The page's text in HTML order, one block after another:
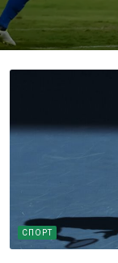
СПОРТ